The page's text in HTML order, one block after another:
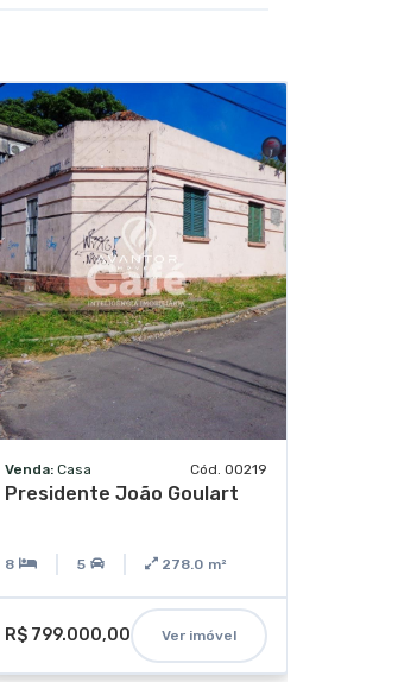
Venda: Casa Cód. 00219
Presidente João Goulart
8 5 278.0 m²
R$ 799.000,00 Ver imóvel